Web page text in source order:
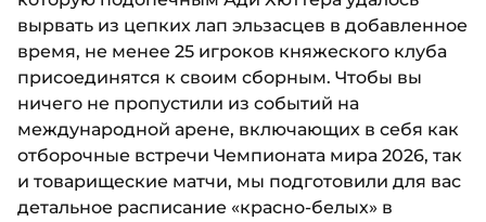
вырвать из цепких лап эльзасцев в добавленное
время, не менее 25 игроков княжеского клуба
присоединятся к своим сборным. Чтобы вы
ничего не пропустили из событий на
международной арене, включающих в себя как
отборочные встречи Чемпионата мира 2026, так
и товарищеские матчи, мы подготовили для вас
детальное расписание «красно-белых» в